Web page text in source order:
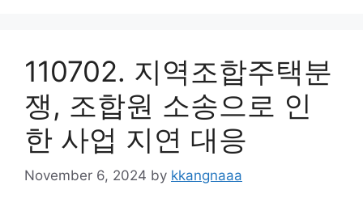
110702. 지역조합주택분
쟁, 조합원 소송으로 인
한 사업 지연 대응
November 6, 2024 by kkangnaaa